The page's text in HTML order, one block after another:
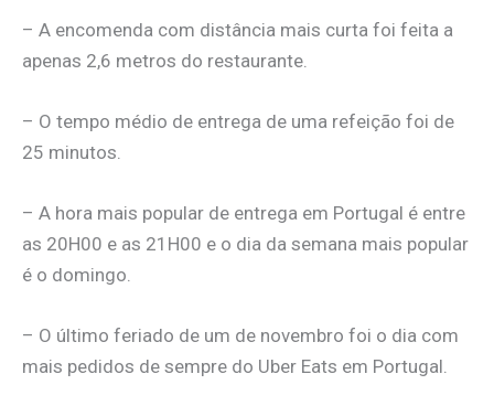
– A encomenda com distância mais curta foi feita a
apenas 2,6 metros do restaurante.
– O tempo médio de entrega de uma refeição foi de
25 minutos.
– A hora mais popular de entrega em Portugal é entre
as 20H00 e as 21H00 e o dia da semana mais popular
é o domingo.
– O último feriado de um de novembro foi o dia com
mais pedidos de sempre do Uber Eats em Portugal.